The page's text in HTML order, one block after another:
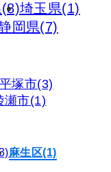
埼玉県(1)
岡県(7)
平塚市(3)
瀬市(1)
麻生区(1)